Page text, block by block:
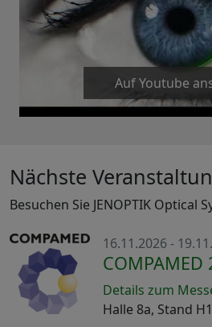
Auf Youtube
Nächste
Besuchen Sie JENOPTIK Optical
16.11.2026 -
COMPAMED
Details zum
Halle 8a, Stand